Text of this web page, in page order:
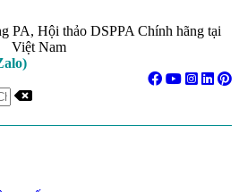
PA, Hội thảo DSPPA Chính hãng tại
Việt Nam